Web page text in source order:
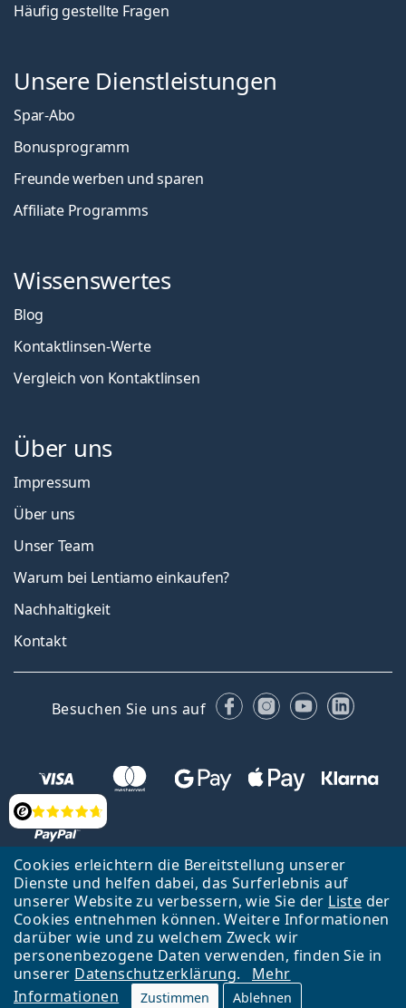
Cookies erleichtern die Bereitstellung unserer
Dienste und helfen dabei, das Surferlebnis auf
unserer Website zu verbessern, wie Sie der Liste der
Cookies entnehmen können. Weitere Informationen
darüber wie und zu welchem Zweck wir
personenbezogene Daten verwenden, finden Sie in
unserer Datenschutzerklärung.
Mehr
Informationen
Zustimmen Ablehnen
Bewertung
Häufig gestellte Fragen
Unsere Dienstleistungen
Spar-Abo
Bonusprogramm
Freunde werben und sparen
Affiliate Programms
Wissenswertes
Blog
Kontaktlinsen-Werte
Vergleich von Kontaktlinsen
Über uns
Impressum
Über uns
Unser Team
Warum bei Lentiamo einkaufen?
Nachhaltigkeit
Kontakt
Besuchen Sie uns auf FacebookInstagram
YouTube
Zurück zur Hauptseite Nach oben
Français
Lentiamo s.r.o., Tschechien ist Eigentümer und Betreiber des Online-
Shops Lentiamo.ch
Seit 18 Jahren sind wir für Sie da.